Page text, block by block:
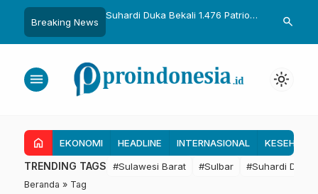
Breaking News
Gelar Sulo
Suhardi Duka Bekali 1.476 Patriot
Dasar Kebijakan Transmigrasi
Gubernur
untuk
search
menu light_mode
home EKONOMI HEADLINE INTERNASIONAL
TRENDING TAGS #Sulawesi Barat #Sulbar #Suhardi Duka
Beranda » Tag